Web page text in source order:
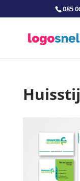
085